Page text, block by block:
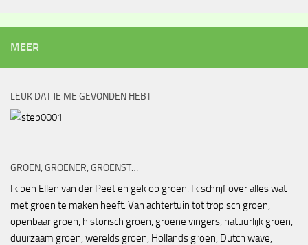
MEER
LEUK DAT JE ME GEVONDEN HEBT
GROEN, GROENER, GROENST…
Ik ben Ellen van der Peet en gek op groen. Ik schrijf over alles wat
met groen te maken heeft. Van achtertuin tot tropisch groen,
openbaar groen, historisch groen, groene vingers, natuurlijk groen,
duurzaam groen, werelds groen, Hollands groen, Dutch wave,